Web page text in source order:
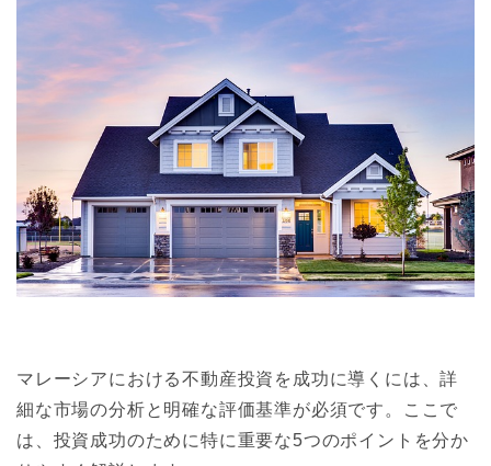
マレーシアにおける不動産投資を成功に導くには、詳
細な市場の分析と明確な評価基準が必須です。ここで
は、投資成功のために特に重要な5つのポイントを分か